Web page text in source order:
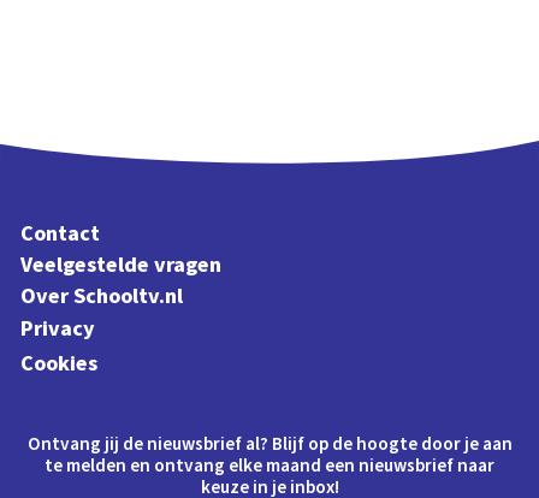
Contact
Veelgestelde vragen
Over Schooltv.nl
Privacy
Cookies
Ontvang jij de nieuwsbrief al? Blijf op de hoogte door je aan
te melden en ontvang elke maand een nieuwsbrief naar
keuze in je inbox!